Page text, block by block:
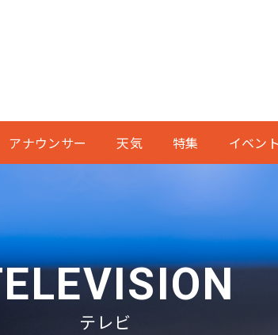
アナウンサー 天気 特集 イベント
テレビ